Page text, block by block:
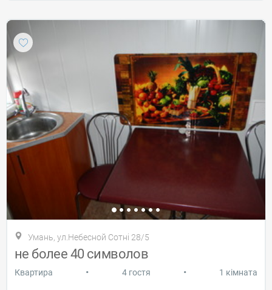
Умань, ул.Небесной Сотні 28/5
не более 40 символов
Квартира • 4 гостя • 1 кімната